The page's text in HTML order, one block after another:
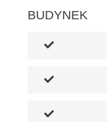
BUDYNEK